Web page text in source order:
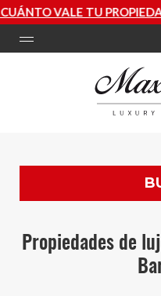
VALE TU
Propiedades de